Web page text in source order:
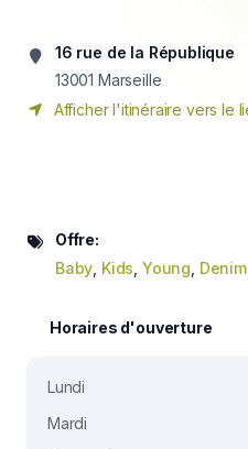
16 rue de la République
13001 Marseille
Afficher l'itinéraire vers le
Offre:
Baby Kids Young Denim,
Horaires d'ouverture
Lundi
Mardi